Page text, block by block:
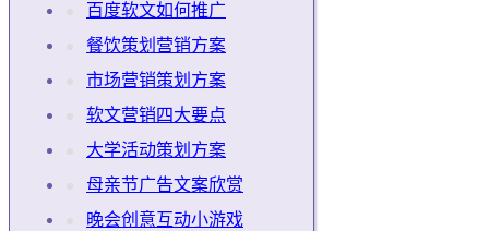
百度软文如何推广
餐饮策划营销方案
市场营销策划方案
软文营销四大要点
大学活动策划方案
母亲节广告文案欣赏
晚会创意互动小游戏